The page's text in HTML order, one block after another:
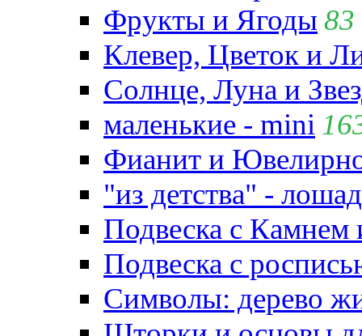
Фрукты и Ягоды 83
Клевер, Цветок и
Солнце, Луна и
маленькие - mini
Фианит и
"из детства" -
Подвеска с
Подвеска с
Символы: дерево